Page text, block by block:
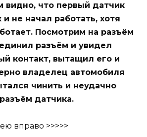
видно, что первый датчик
и не начал работать, хотя
Посмотрим на разъём
разъём и увидел
контакт, вытащил его и
владелец автомобиля
чинить и неудачно
датчика.
вправо >>>>>